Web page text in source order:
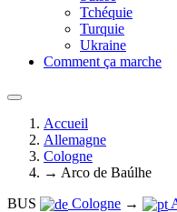
Tchéquie
Turquie
Ukraine
Comment ça marche
Accueil
Allemagne
Cologne
→ Arco de Baúlhe
BUS
Cologne →